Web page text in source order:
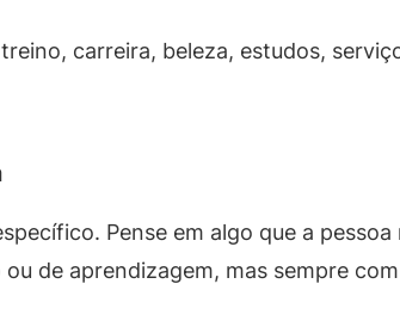
carreira, beleza, estudos,
Pense em algo que a
de aprendizagem, mas sempre